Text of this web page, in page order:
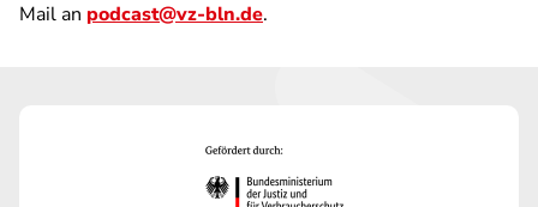
Mail an podcast@vz-bln.de.